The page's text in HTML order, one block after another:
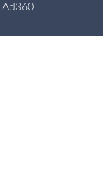
Ad360